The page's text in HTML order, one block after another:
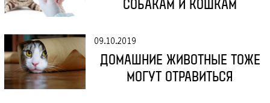
СОБАКАМ И КОШКАМ
09.10.2019
ДОМАШНИЕ ЖИВОТНЫЕ ТОЖЕ
МОГУТ ОТРАВИТЬСЯ